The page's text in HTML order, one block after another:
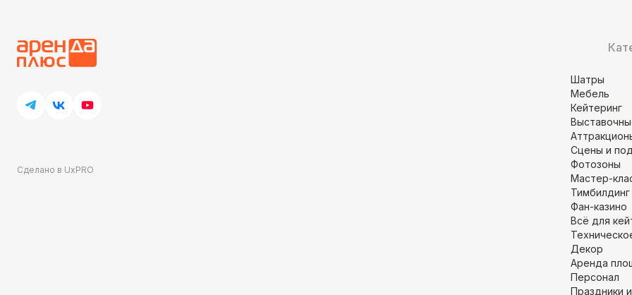
Сделано в UxPRO
Шатры
Мебель
Кейтеринг
Сцены и
Фотозоны
Мастер-
Тимбилдинг
Фан-казино
Всё для
Декор
Аренда
Персонал
Праздники